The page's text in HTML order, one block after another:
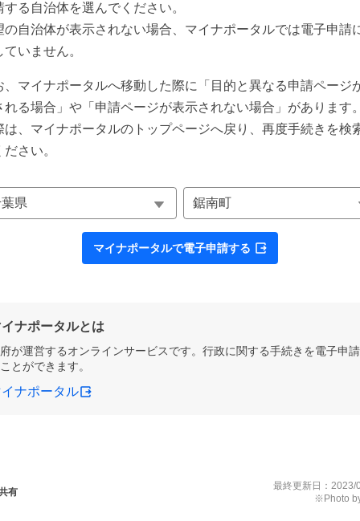
する自治体を選んでください。
の自治体が表示されない場合、マイナポータルでは電子申請
ていません。
、マイナポータルへ移動した際に「目的と異なる申請ページ
れる場合」や「申請ページが表示されない場合」があります
は、マイナポータルのトップページへ戻り、再度手続きを検
ださい。
マイナポータルで電子申請する
ナポータルとは
が運営するオンラインサービスです。行政に関する手続きを電子申
とができます。
ナポータル
有
最終更新日： 2023/
※Photo